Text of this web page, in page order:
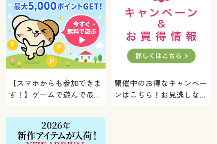
【スマホからも参加できま
す！】ゲームで遊んで最大
ト！
開催中のお得なキャンペー
ンはこちら！お見逃しな